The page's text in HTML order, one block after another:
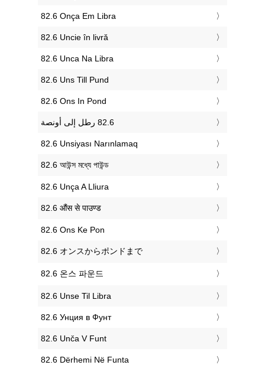
‎82.6 Onça Em Libra
‎82.6 Uncie în livră
‎82.6 Unca Na Libra
‎82.6 Uns Till Pund
‎82.6 Ons In Pond
‎82.6 Unsiyası Narınlamaq
‎82.6 আউন্স মধ্যে পাউন্ড
‎82.6 Unça A Lliura
‎82.6 औंस से पाउण्ड
‎82.6 Ons Ke Pon
‎82.6 オンスからポンドまで
‎82.6 온스 파운드
‎82.6 Unse Til Libra
‎82.6 Унция в Фунт
‎82.6 Unča V Funt
‎82.6 Dërhemi Në Funta